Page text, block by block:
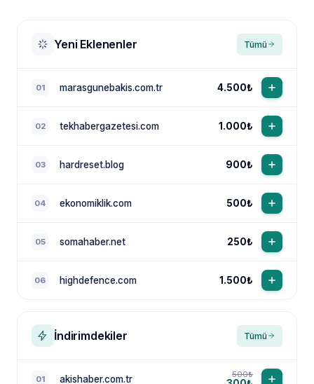
Yeni Eklenenler Tümü
01 marasgunebakis.com.tr 4.500₺
02 tekhabergazetesi.com 1.000₺
03 hardreset.blog 900₺
04 ekonomiklik.com 500₺
05 somahaber.net 250₺
06 highdefence.com 1.500₺
İndirimdekiler Tümü
01 akishaber.com.tr 500₺
NewsTanıtım AI Asistan